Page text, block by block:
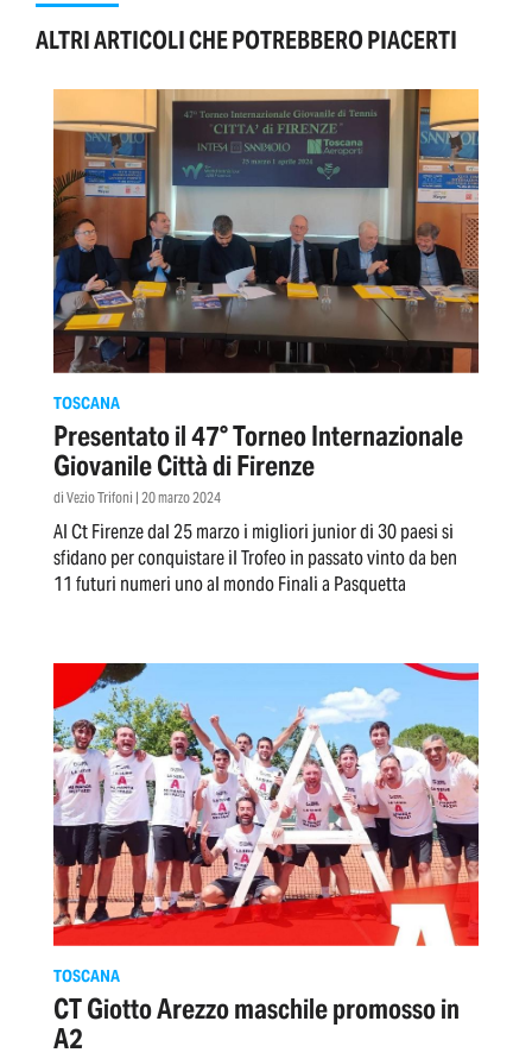
ALTRI ARTICOLI CHE POTREBBERO PIACERTI
TOSCANA
Presentato il 47° Torneo Internazionale
Giovanile Città di Firenze
di Vezio Trifoni | 20 marzo 2024
Al Ct Firenze dal 25 marzo i migliori junior di 30 paesi si
sfidano per conquistare il Trofeo in passato vinto da ben
11 futuri numeri uno al mondo Finali a Pasquetta
TOSCANA
CT Giotto Arezzo maschile promosso in
A2